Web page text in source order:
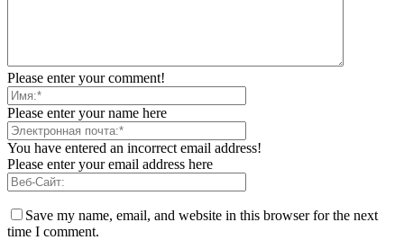
Please enter your comment!
Please enter your name here
You have entered an incorrect email address!
Please enter your email address here
Save my name, email, and website in this browser for the next
time I comment.